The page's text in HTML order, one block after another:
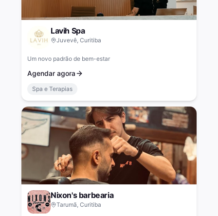
Lavih Spa
Juvevê, Curitiba
Um novo padrão de bem-estar
Agendar agora
Spa e Terapias
Nixon's barbearia
Tarumã, Curitiba